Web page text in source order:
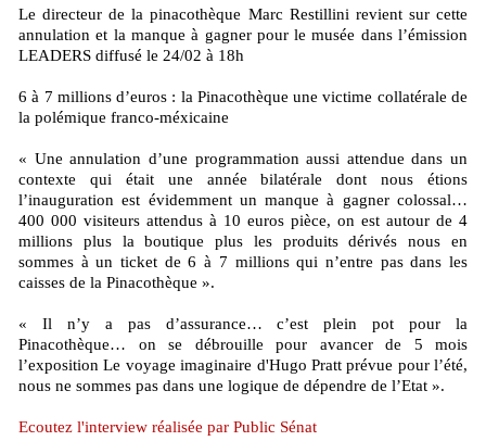
Le directeur de la pinacothèque Marc Restillini revient sur cette
annulation et la manque à gagner pour le musée dans l’émission
LEADERS diffusé le 24/02 à 18h
6 à 7 millions d’euros : la Pinacothèque une victime collatérale de
la polémique franco-méxicaine
« Une annulation d’une programmation aussi attendue dans un
contexte qui était une année bilatérale dont nous étions
l’inauguration est évidemment un manque à gagner colossal…
400 000 visiteurs attendus à 10 euros pièce, on est autour de 4
millions plus la boutique plus les produits dérivés nous en
sommes à un ticket de 6 à 7 millions qui n’entre pas dans les
caisses de la Pinacothèque ».
« Il n’y a pas d’assurance… c’est plein pot pour la
Pinacothèque… on se débrouille pour avancer de 5 mois
l’exposition Le voyage imaginaire d'Hugo Pratt prévue pour l’été,
nous ne sommes pas dans une logique de dépendre de l’Etat ».
Ecoutez l'interview réalisée par Public Sénat